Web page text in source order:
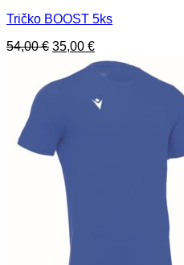
Tričko BOOST 5ks
54,00€ Pôvodná
bola:
54,00 €.
35,00 €Aktuálna
cena
je: